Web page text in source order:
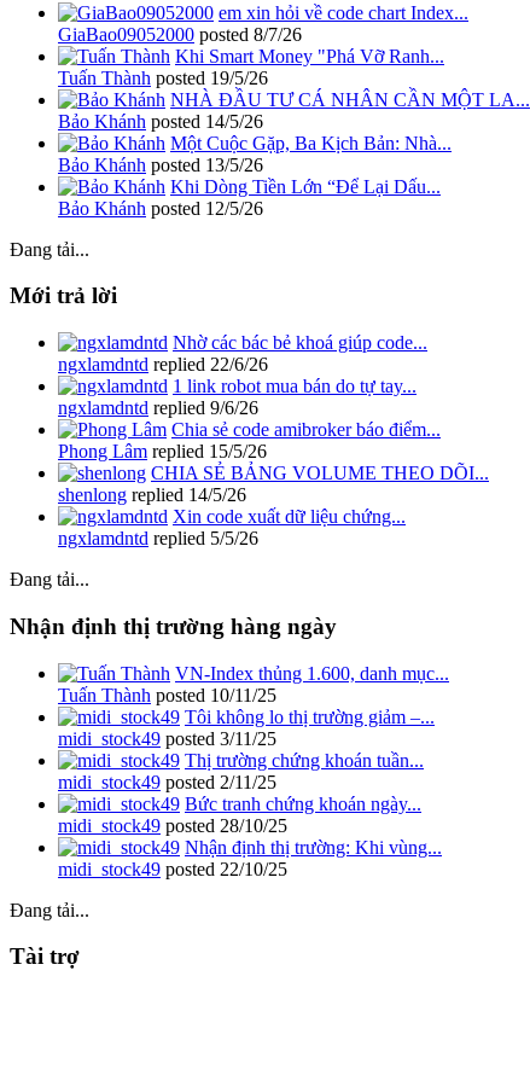
em xin hỏi về code chart Index...
GiaBao09052000 posted 8/7/26
Khi Smart Money "Phá Vỡ Ranh...
Tuấn Thành posted 19/5/26
NHÀ ĐẦU TƯ CÁ NHÂN CẦN MỘT LA...
Bảo Khánh posted 14/5/26
Một Cuộc Gặp, Ba Kịch Bản: Nhà...
Bảo Khánh posted 13/5/26
Khi Dòng Tiền Lớn “Để Lại Dấu...
Bảo Khánh posted 12/5/26
Đang tải...
Mới trả lời
Nhờ các bác bẻ khoá giúp code...
ngxlamdntd replied 22/6/26
1 link robot mua bán do tự tay...
ngxlamdntd replied 9/6/26
Chia sẻ code amibroker báo điểm...
Phong Lâm replied 15/5/26
CHIA SẺ BẢNG VOLUME THEO DÕI...
shenlong replied 14/5/26
Xin code xuất dữ liệu chứng...
ngxlamdntd replied 5/5/26
Đang tải...
Nhận định thị trường hàng ngày
VN-Index thủng 1.600, danh mục...
Tuấn Thành posted 10/11/25
Tôi không lo thị trường giảm –...
midi_stock49 posted 3/11/25
Thị trường chứng khoán tuần...
midi_stock49 posted 2/11/25
Bức tranh chứng khoán ngày...
midi_stock49 posted 28/10/25
Nhận định thị trường: Khi vùng...
midi_stock49 posted 22/10/25
Đang tải...
Tài trợ